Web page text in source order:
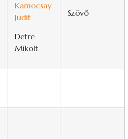
Kamocsay
Judit
Detre
Mikolt
Szövő